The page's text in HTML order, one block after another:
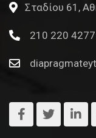
Σταδίου 61,
210 220